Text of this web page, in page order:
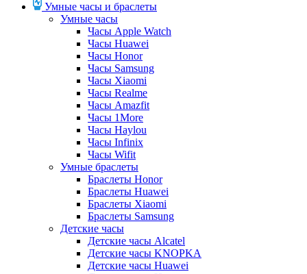
Умные часы и браслеты
Умные часы
Часы Apple Watch
Часы Huawei
Часы Honor
Часы Samsung
Часы Xiaomi
Часы Realme
Часы Amazfit
Часы 1More
Часы Haylou
Часы Infinix
Часы Wifit
Умные браслеты
Браслеты Honor
Браслеты Huawei
Браслеты Xiaomi
Браслеты Samsung
Детские часы
Детские часы Alcatel
Детские часы KNOPKA
Детские часы Huawei